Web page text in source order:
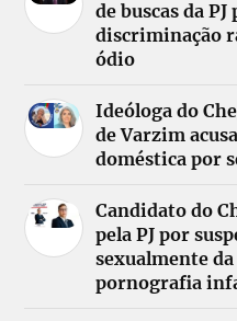
de buscas da
discriminação
ódio
Ideóloga do
de Varzim
doméstica por
Candidato do
pela PJ por
sexualmente
pornografia